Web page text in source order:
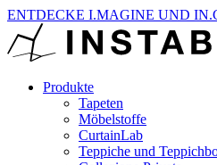
ENTDECKE I.MAGINE UND
Produkte
Tapeten
Möbelstoffe
CurtainLab
Teppiche und